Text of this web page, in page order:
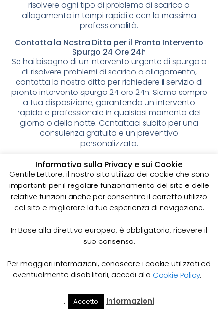
risolvere ogni tipo di problema di scarico o
allagamento in tempi rapidi e con la massima
professionalità.
Contatta la Nostra Ditta per il Pronto Intervento
Spurgo 24 Ore 24h
Se hai bisogno di un intervento urgente di spurgo o
di risolvere problemi di scarico o allagamento,
contatta la nostra ditta per richiedere il servizio di
pronto intervento spurgo 24 ore 24h. Siamo sempre
a tua disposizione, garantendo un intervento
rapido e professionale in qualsiasi momento del
giorno o della notte. Contattaci subito per una
consulenza gratuita e un preventivo
personalizzato.
Spurgo pozzi neri: cos’è e
perché è importante
I pozzi neri sono delle strutture sotterranee utilizzate
per la raccolta delle acque reflue domestiche,
sistema di smaltimento delle acque fognarie. Lo
spurgo dei pozzi neri è un’operazione essenziale
e prevenire il rischio di allagamenti, cattivi odori e
infezioni.
Lo spurgo dei pozzi neri viene effettuato mediante
l’utilizzo di apposite pompe e attrezzature
Cerca Il Mio
Informativa sulla Privacy e sui Cookie
Gentile Lettore, il nostro sito utilizza dei cookie che sono
importanti per il regolare funzionamento del sito e delle
relative funzioni anche per consentire il corretto utilizzo
del sito e migliorare la tua esperienza di navigazione.
In Base alla direttiva europea, è obbligatorio, ricevere il
suo consenso.
Per maggiori informazioni, conoscere i cookie utilizzati ed
eventualmente disabilitarli, accedi alla Cookie Policy.
. Accetto Informazioni